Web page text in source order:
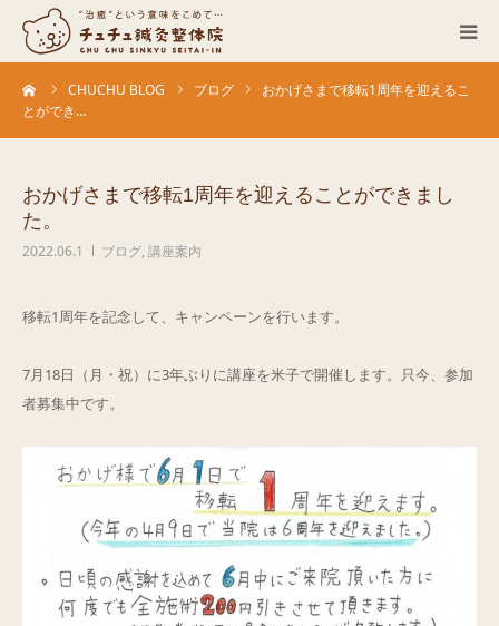
CHUCHU BLOG ブログ
おかげさまで移転1周年を迎えるこ
とができ…
おかげさまで移転1周年を迎えることができまし
た。
2022.06.1 ブログ, 講座案内
移転1周年を記念して、キャンペーンを行います。
7月18日（月・祝）に3年ぶりに講座を米子で開催します。只今、参加
者募集中です。
当院について
ACCESS
ブログ
Q&A
ご予約・お問合せ